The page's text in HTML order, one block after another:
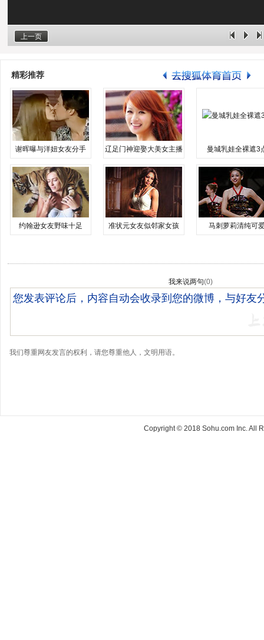
上一页
精彩推荐
谢晖曝与洋妞女友分手 辽足门神迎娶大美女主播 曼城乳娃全裸遮3
约翰逊女友野味十足 准状元女友似邻家女孩 马刺萝莉清纯可
我来说两句(0)
我们尊重网友发言的权利，请您尊重他人，文明用语。
Copyright © 2018 Sohu.com Inc. All